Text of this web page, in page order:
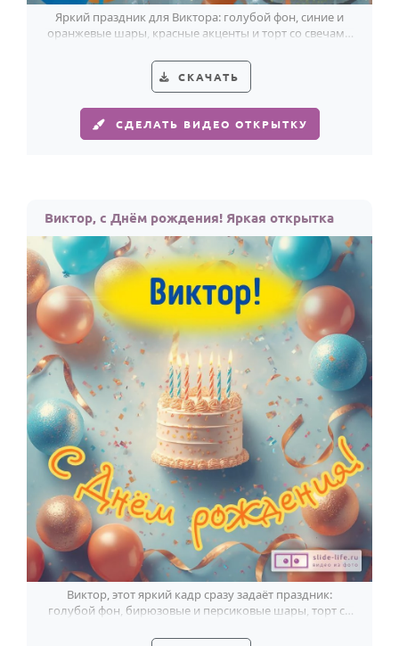
Яркий праздник для Виктора: голубой фон, синие и
оранжевые шары, красные акценты и торт со свечами
СКАЧАТЬ
СДЕЛАТЬ ВИДЕО ОТКРЫТКУ
Виктор, с Днём рождения! Яркая открытка
Виктор, этот яркий кадр сразу задаёт праздник:
голубой фон, бирюзовые и персиковые шары, торт со